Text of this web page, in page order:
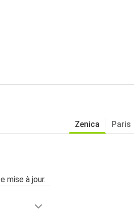
Zenica Paris
mise à jour.